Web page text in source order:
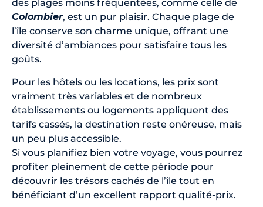
des plages moins fréquentées, comme celle de
Colombier, est un pur plaisir. Chaque plage de
l’île conserve son charme unique, offrant une
diversité d’ambiances pour satisfaire tous les
goûts.
Pour les hôtels ou les locations, les prix sont
vraiment très variables et de nombreux
établissements ou logements appliquent des
tarifs cassés, la destination reste onéreuse, mais
un peu plus accessible.
Si vous planifiez bien votre voyage, vous pourrez
profiter pleinement de cette période pour
découvrir les trésors cachés de l’île tout en
bénéficiant d’un excellent rapport qualité-prix.